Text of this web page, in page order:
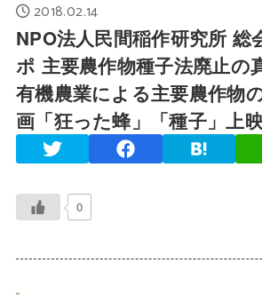
2018.02.14
NPO法人民間稲作研究所 総
ポ 主要農作物種子法廃止の
有機農業による主要農作物
画「狂った蜂」「種子」上
0